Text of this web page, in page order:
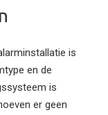
is
en de
is
er geen